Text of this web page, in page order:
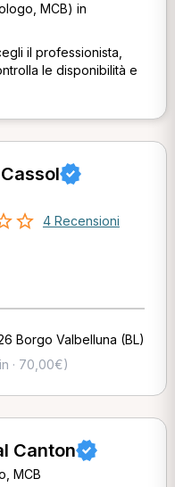
MCB) in
il professionista,
le disponibilità e
4 Recensioni
Borgo Valbelluna (BL)
· 70,00€)
Canton
MCB